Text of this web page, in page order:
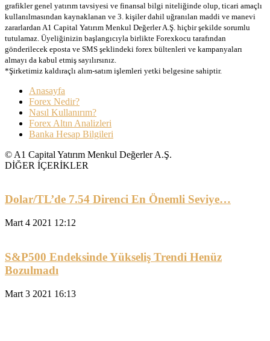
grafikler genel yatırım tavsiyesi ve finansal bilgi niteliğinde olup, ticari amaçlı
kullanılmasından kaynaklanan ve 3. kişiler dahil uğranılan maddi ve manevi
zararlardan A1 Capital Yatırım Menkul Değerler A.Ş. hiçbir şekilde sorumlu
tutulamaz. Üyeliğinizin başlangıcıyla birlikte Forexkocu tarafından
gönderilecek eposta ve SMS şeklindeki forex bültenleri ve kampanyaları
almayı da kabul etmiş sayılırsınız.
*Şirketimiz kaldıraçlı alım-satım işlemleri yetki belgesine sahiptir.
Anasayfa
Forex Nedir?
Nasıl Kullanırım?
Forex Altın Analizleri
Banka Hesap Bilgileri
© A1 Capital Yatırım Menkul Değerler A.Ş.
DİĞER İÇERİKLER
Dolar/TL’de 7.54 Direnci En Önemli Seviye…
Mart 4 2021 12:12
S&P500 Endeksinde Yükseliş Trendi Henüz
Bozulmadı
Mart 3 2021 16:13